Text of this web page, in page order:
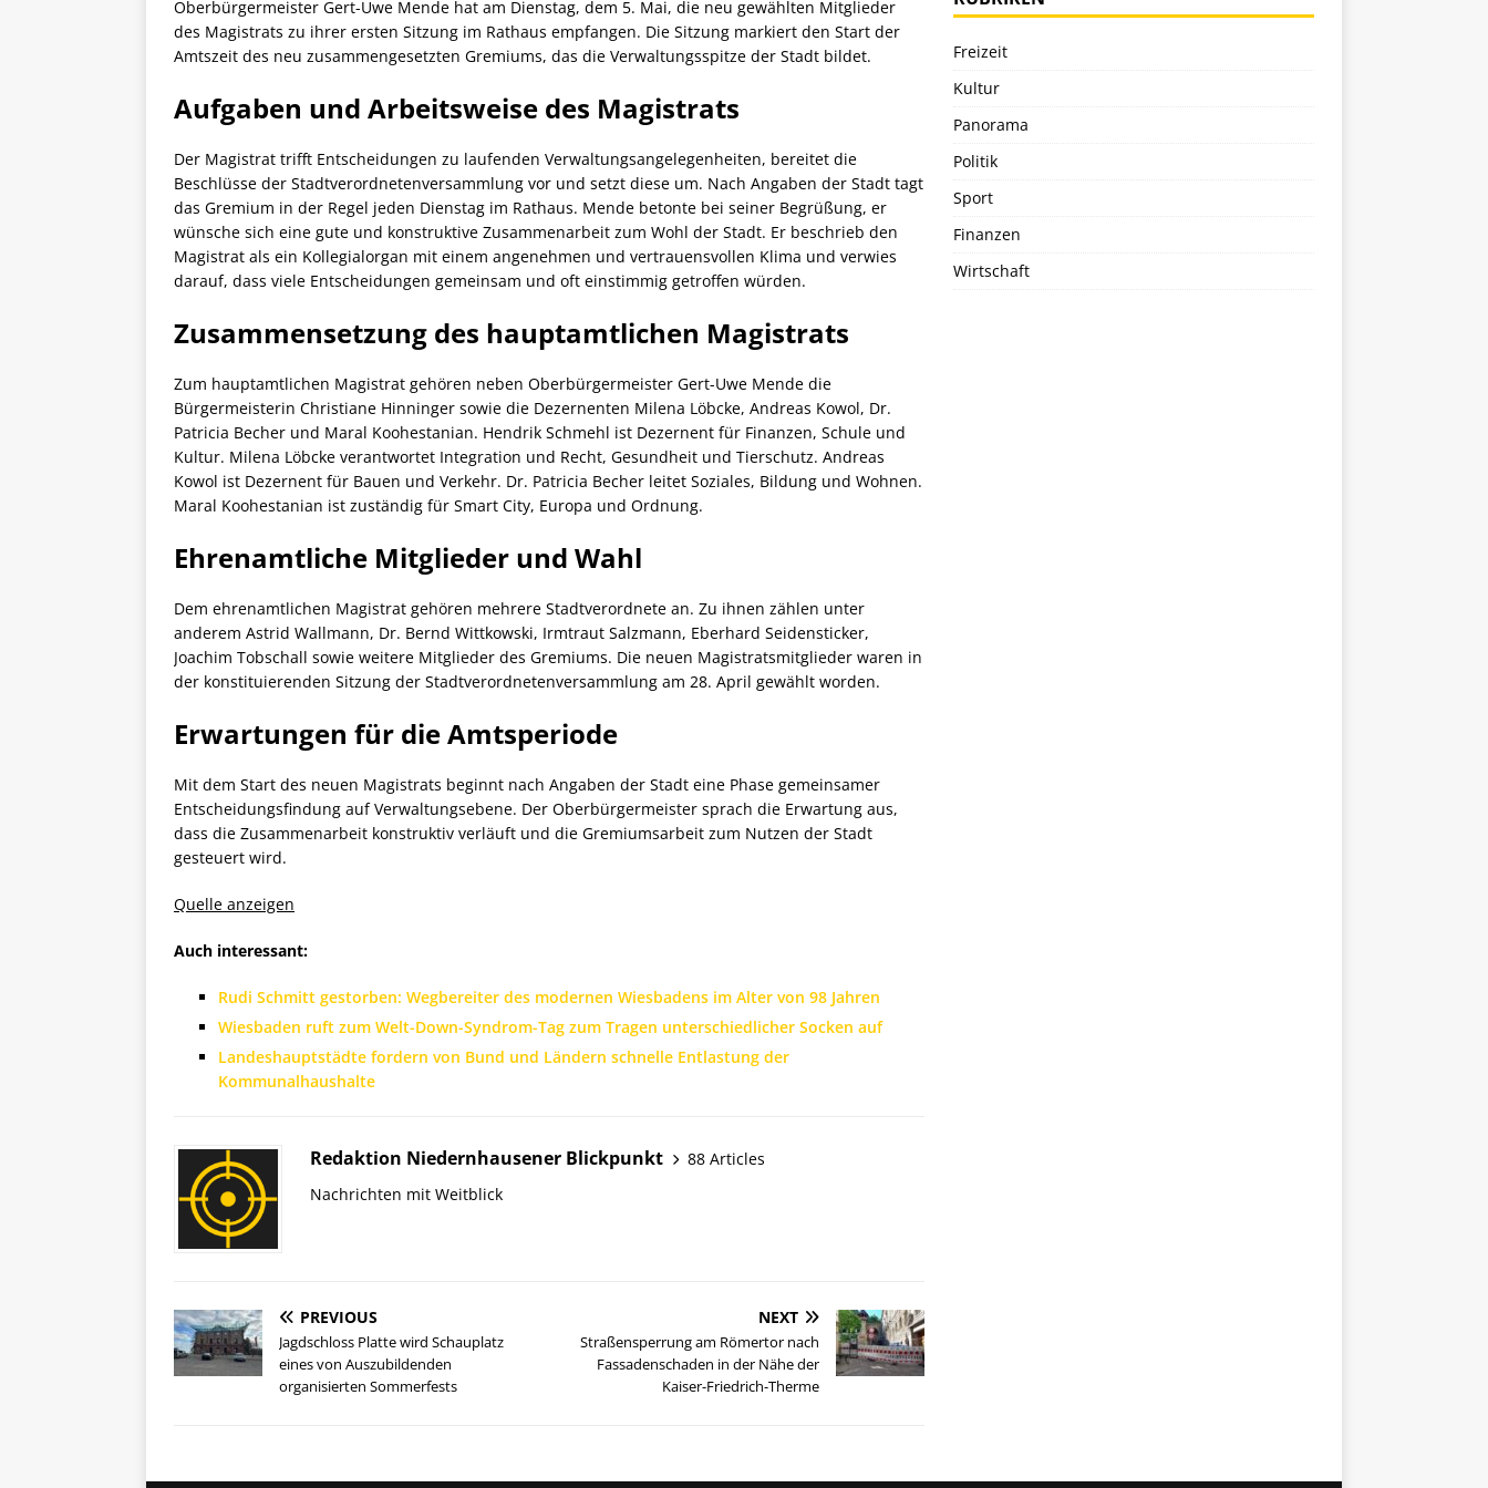
Oberbürgermeister Gert-Uwe Mende hat am Dienstag, dem 5. Mai, die neu gewählten Mitglieder
des Magistrats zu ihrer ersten Sitzung im Rathaus empfangen. Die Sitzung markiert den Start der
Amtszeit des neu zusammengesetzten Gremiums, das die Verwaltungsspitze der Stadt bildet.
Aufgaben und Arbeitsweise des Magistrats
Der Magistrat trifft Entscheidungen zu laufenden Verwaltungsangelegenheiten, bereitet die
Beschlüsse der Stadtverordnetenversammlung vor und setzt diese um. Nach Angaben der Stadt tagt
das Gremium in der Regel jeden Dienstag im Rathaus. Mende betonte bei seiner Begrüßung, er
wünsche sich eine gute und konstruktive Zusammenarbeit zum Wohl der Stadt. Er beschrieb den
Magistrat als ein Kollegialorgan mit einem angenehmen und vertrauensvollen Klima und verwies
darauf, dass viele Entscheidungen gemeinsam und oft einstimmig getroffen würden.
Zusammensetzung des hauptamtlichen Magistrats
Zum hauptamtlichen Magistrat gehören neben Oberbürgermeister Gert-Uwe Mende die
Bürgermeisterin Christiane Hinninger sowie die Dezernenten Milena Löbcke, Andreas Kowol, Dr.
Patricia Becher und Maral Koohestanian. Hendrik Schmehl ist Dezernent für Finanzen, Schule und
Kultur. Milena Löbcke verantwortet Integration und Recht, Gesundheit und Tierschutz. Andreas
Kowol ist Dezernent für Bauen und Verkehr. Dr. Patricia Becher leitet Soziales, Bildung und Wohnen.
Maral Koohestanian ist zuständig für Smart City, Europa und Ordnung.
Ehrenamtliche Mitglieder und Wahl
Dem ehrenamtlichen Magistrat gehören mehrere Stadtverordnete an. Zu ihnen zählen unter
anderem Astrid Wallmann, Dr. Bernd Wittkowski, Irmtraut Salzmann, Eberhard Seidensticker,
Joachim Tobschall sowie weitere Mitglieder des Gremiums. Die neuen Magistratsmitglieder waren in
der konstituierenden Sitzung der Stadtverordnetenversammlung am 28. April gewählt worden.
Erwartungen für die Amtsperiode
Mit dem Start des neuen Magistrats beginnt nach Angaben der Stadt eine Phase gemeinsamer
Entscheidungsfindung auf Verwaltungsebene. Der Oberbürgermeister sprach die Erwartung aus,
dass die Zusammenarbeit konstruktiv verläuft und die Gremiumsarbeit zum Nutzen der Stadt
gesteuert wird.
Quelle anzeigen
Auch interessant:
Rudi Schmitt gestorben: Wegbereiter des modernen Wiesbadens im Alter von 98 Jahren
Wiesbaden ruft zum Welt-Down-Syndrom-Tag zum Tragen unterschiedlicher Socken auf
Landeshauptstädte fordern von Bund und Ländern schnelle Entlastung der
Kommunalhaushalte
Redaktion Niedernhausener Blickpunkt
88 Articles
Nachrichten mit Weitblick
PREVIOUS
Jagdschloss Platte wird Schauplatz
eines von Auszubildenden
organisierten Sommerfests
NEXT
Straßensperrung am Römertor nach
Fassadenschaden in der Nähe der
Kaiser-Friedrich-Therme
Freizeit
Kultur
Panorama
Politik
Sport
Finanzen
Wirtschaft